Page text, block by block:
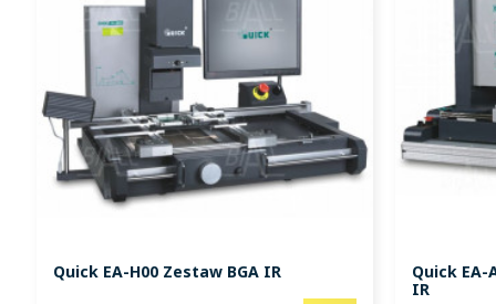
Quick EA-H00 Zestaw BGA IR
Quick EA-
IR